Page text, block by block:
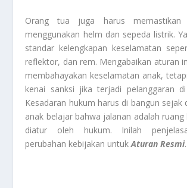
Orang tua juga harus memastikan
menggunakan helm dan sepeda listrik.
standar kelengkapan keselamatan
reflektor, dan rem. Mengabaikan aturan
membahayakan keselamatan anak,
kenai sanksi jika terjadi pelanggaran
Kesadaran hukum harus di bangun sejak
anak belajar bahwa jalanan adalah
diatur oleh hukum. Inilah
perubahan kebijakan untukAturan Resmi.